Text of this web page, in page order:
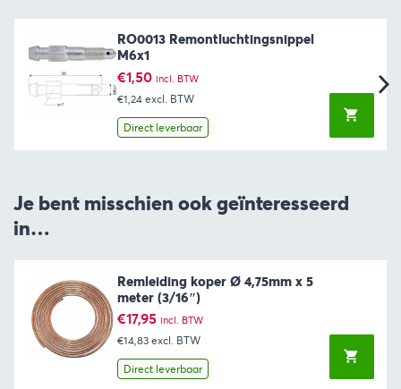
RO0013 Remontluchtingsnippel
M6x1
€1,50 incl. BTW
€1,24 excl. BTW
Direct leverbaar
Je bent misschien ook geïnteresseerd
in…
Remleiding koper Ø 4,75mm x 5
meter (3/16″)
€17,95 incl. BTW
€14,83 excl. BTW
Direct leverbaar